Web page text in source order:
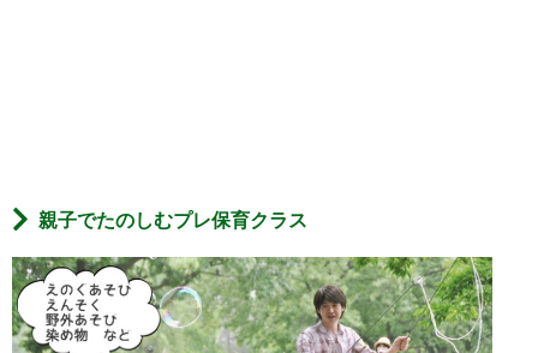
親子でたのしむプレ保育クラス